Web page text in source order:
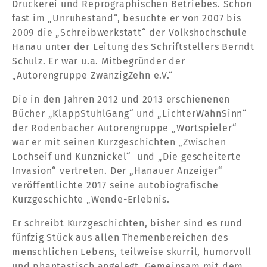
Druckerei und Reprographischen Betriebes. Schon
fast im „Unruhestand“, besuchte er von 2007 bis
2009 die „Schreibwerkstatt“ der Volkshochschule
Hanau unter der Leitung des Schriftstellers Berndt
Schulz. Er war u.a. Mitbegründer der
„Autorengruppe ZwanzigZehn e.V.“
Die in den Jahren 2012 und 2013 erschienenen
Bücher „KlappStuhlGang“ und „LichterWahnSinn“
der Rodenbacher Autorengruppe „Wortspieler“
war er mit seinen Kurzgeschichten „Zwischen
Lochseif und Kunznickel“ und „Die gescheiterte
Invasion“ vertreten. Der „Hanauer Anzeiger“
veröffentlichte 2017 seine autobiografische
Kurzgeschichte „Wende-Erlebnis.
Er schreibt Kurzgeschichten, bisher sind es rund
fünfzig Stück aus allen Themenbereichen des
menschlichen Lebens, teilweise skurril, humorvoll